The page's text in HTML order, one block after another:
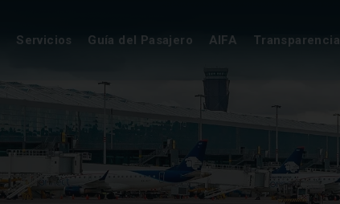
Servicios Guía del Pasajero AIFA Transparencia